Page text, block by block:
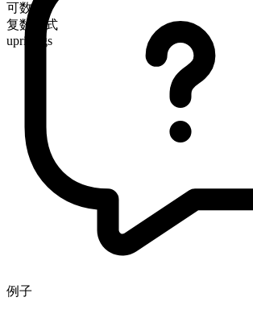
可数
复数形式
uprisings
例子